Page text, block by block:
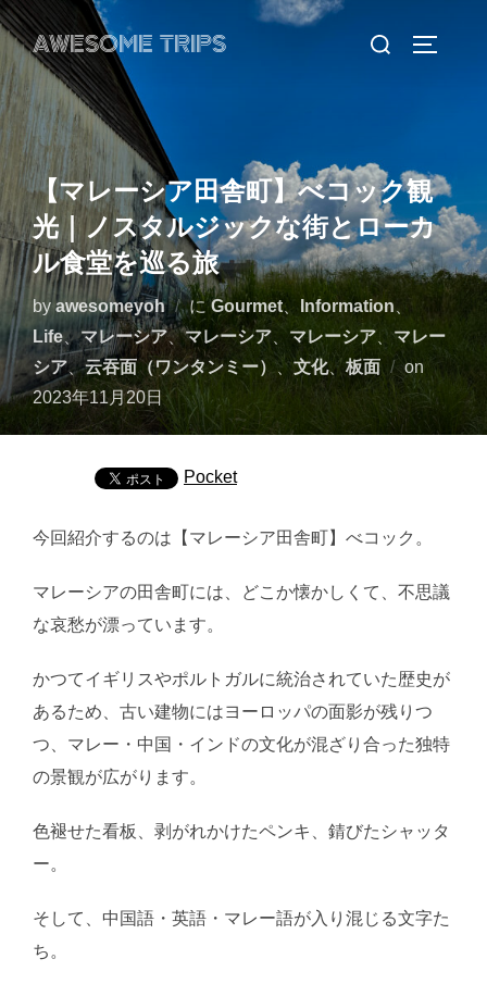
コ
ン
テ
ン
へ
ス
キ
ッ
プ
AWESOME TRIPS
検
【マレーシア田舎町】べコック観
光｜ノスタルジックな街とローカ
ル食堂を巡る旅
byawesomeyoh にGourmet、 Information 、
Life 、マレーシア、マレーシア マレーシア 、マレー
シア、云吞面（ワンタンミー）、文化、板面 on 投
稿
2023年11月20日
Pocket
今回紹介するのは【マレーシア田舎町】べコック。
マレーシアの田舎町には、どこか懐かしくて、不思議
な哀愁が漂っています。
かつてイギリスやポルトガルに統治されていた歴史が
あるため、古い建物にはヨーロッパの面影が残りつ
つ、マレー・中国・インドの文化が混ざり合った独特
の景観が広がります。
色褪せた看板、剥がれかけたペンキ、錆びたシャッタ
ー。
そして、中国語・英語・マレー語が入り混じる文字た
ち。